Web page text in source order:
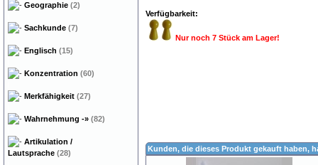
Verfügbarkeit:
Nur noch 7 Stück am Lager!
Kunden, die dieses Produkt gekauft haben,
Geographie (2)
Sachkunde (7)
Englisch (15)
Konzentration (60)
Merkfähigkeit (27)
Wahrnehmung -» (82)
Artikulation /
Lautsprache (28)